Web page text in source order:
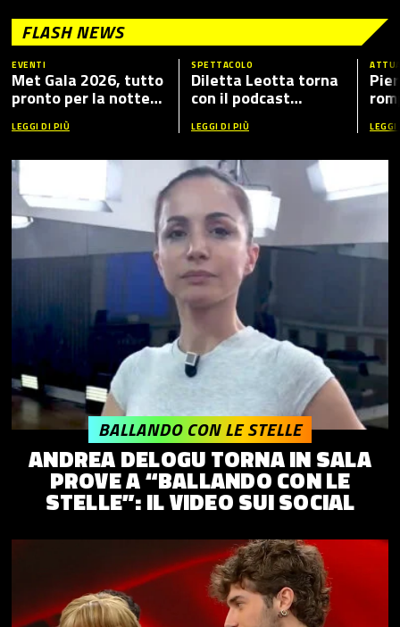
FLASH NEWS
EVENTI
Met Gala 2026, tutto
pronto per la notte
più fashion dell’anno:
tema, ospiti e dove
LEGGI DI PIÙ
SPETTACOLO
Diletta Leotta torna
con il podcast
“Mamma Dilettante
5”, ecco i nuovi ospiti
LEGGI DI PIÙ
ANDREA DELOGU TORNA IN SALA
PROVE A “BALLANDO CON LE
STELLE”: IL VIDEO SUI SOCIAL
BALLANDO CON LE STELLE